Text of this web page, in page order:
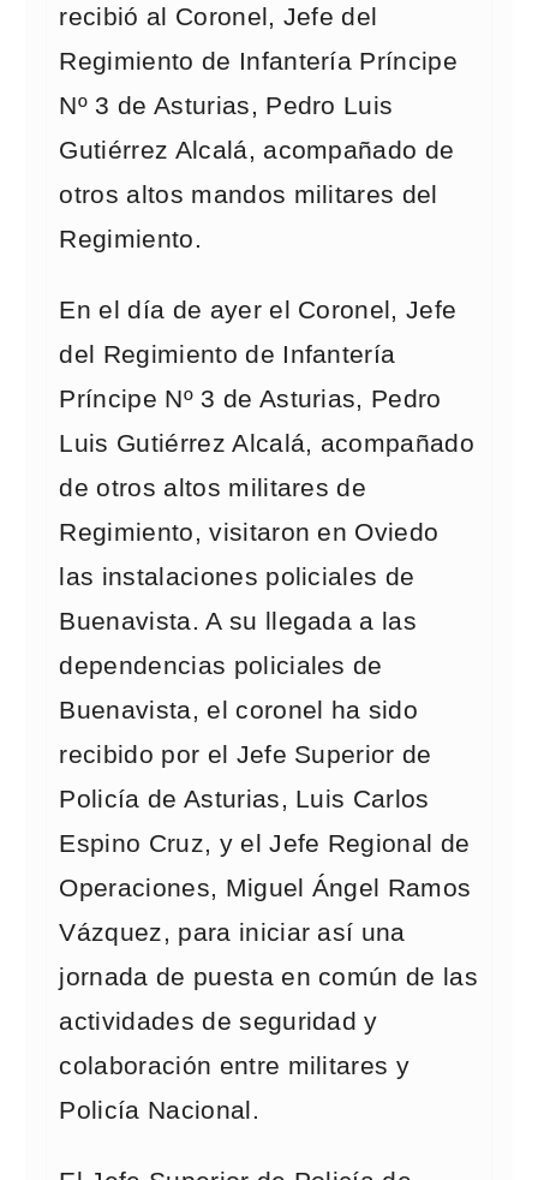
recibió al Coronel, Jefe del
Regimiento de Infantería Príncipe
Nº 3 de Asturias, Pedro Luis
Gutiérrez Alcalá, acompañado de
otros altos mandos militares del
Regimiento.
En el día de ayer el Coronel, Jefe
del Regimiento de Infantería
Príncipe Nº 3 de Asturias, Pedro
Luis Gutiérrez Alcalá, acompañado
de otros altos militares de
Regimiento, visitaron en Oviedo
las instalaciones policiales de
Buenavista. A su llegada a las
dependencias policiales de
Buenavista, el coronel ha sido
recibido por el Jefe Superior de
Policía de Asturias, Luis Carlos
Espino Cruz, y el Jefe Regional de
Operaciones, Miguel Ángel Ramos
Vázquez, para iniciar así una
jornada de puesta en común de las
actividades de seguridad y
colaboración entre militares y
Policía Nacional.